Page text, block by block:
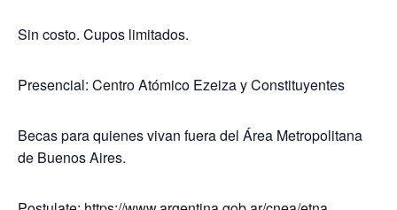
Sin costo. Cupos limitados.
Presencial: Centro Atómico Ezeiza y Constituyentes
Becas para quienes vivan fuera del Área Metropolitana
de Buenos Aires.